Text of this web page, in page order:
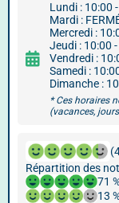
Lundi : 10:00
Mardi :
Mercredi :
Jeudi : 10:00
Vendredi :
Samedi :
Dimanche :
* Ces horaires
(vacances,
Répartition des
71
13